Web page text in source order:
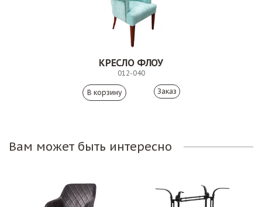
КРЕСЛО ФЛОУ
012-040
Заказ
Вам может быть интересно